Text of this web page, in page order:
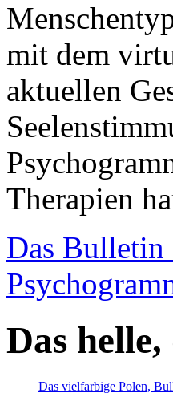
mit dem
aktuellen
Therapien
Das Bulletin
Das
Das vielfarbige Polen,